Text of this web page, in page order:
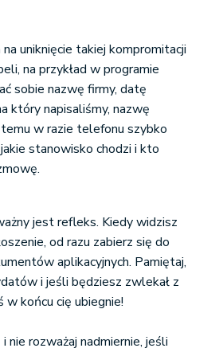
uniknięcie takiej kompromitacji
na przykład w programie
sobie nazwę firmy, datę
który napisaliśmy, nazwę
w razie telefonu szybko
stanowisko chodzi i kto
jest refleks. Kiedy widzisz
od razu zabierz się do
aplikacyjnych. Pamiętaj,
i jeśli będziesz zwlekał z
w końcu cię ubiegnie!
nie rozważaj nadmiernie, jeśli